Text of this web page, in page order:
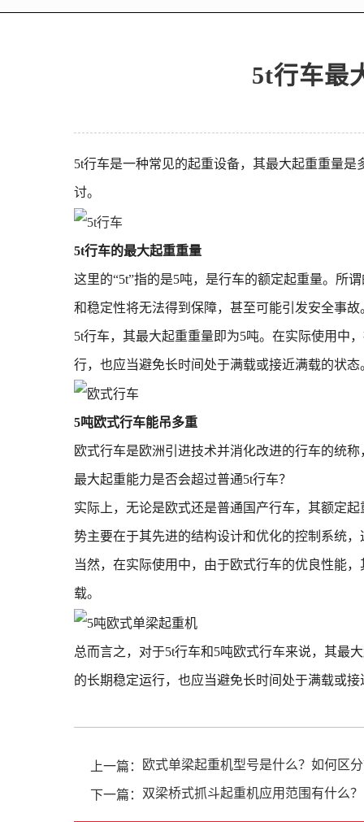
5t行车最
5t行车是一种常见的起重设备，其最大起重重量
讨。
5t行车的最大起重重量
这里的“5t”指的是5吨，是行车的额定起重量。所
和稳定性将无法得到保障，甚至可能引发安全事故
5t行车，其最大起重重量即为5吨。在实际使用中
行，也应当避免长时间处于满载或接近满载的状态
5吨欧式行车能吊多重
欧式行车是欧洲引进技术并消化改进的行车的统
最大起重能力是否会超过普通5t行车？
实际上，无论是欧式还是普通国产行车，其额定
势主要在于其先进的结构设计和优化的控制系统
当然，在实际使用中，由于欧式行车的优良性能
载。
总而言之，对于5t行车和5吨欧式行车来说，其最
的长期稳定运行，也应当避免长时间处于满载或接
上一篇： 欧式单梁起重机型号是什么？如何区分
下一篇：双梁桥式抓斗起重机应用范围有什么？